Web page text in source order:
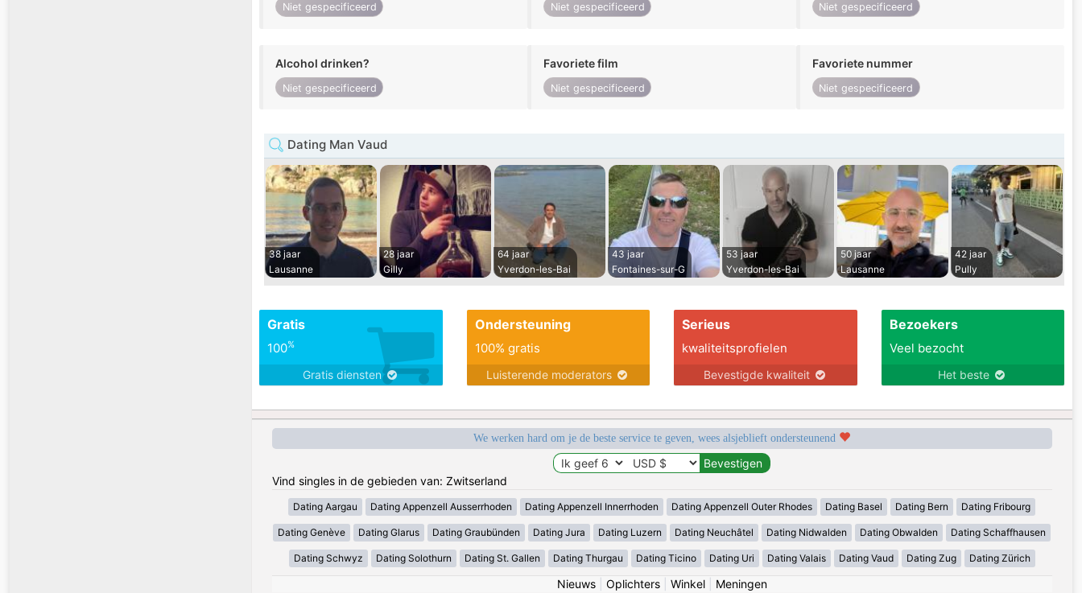
Niet gespecificeerd Niet gespecificeerd Niet gespecificeerd
Alcohol drinken?
Niet gespecificeerd
Favoriete film
Niet gespecificeerd
Favoriete nummer
Niet gespecificeerd
Dating Man Vaud
38 jaar
Lausanne
28 jaar
Gilly
64 jaar
Yverdon-les-Bai
43 jaar
Fontaines-sur-G
53 jaar
Yverdon-les-Bai
50 jaar
Lausanne
42 jaar
Pully
Gratis
100%
Gratis diensten
Ondersteuning
100% gratis
Luisterende moderators
Serieus
kwaliteitsprofielen
Bevestigde kwaliteit
Bezoekers
Veel bezocht
Het beste
We werken hard om je de beste service te geven, wees alsjeblieft ondersteunend
Vind singles in de gebieden van: Zwitserland
Dating Aargau Dating Appenzell Ausserrhoden Dating Appenzell Innerrhoden Dating Appenzell Outer Rhodes Dating Basel Dating Bern Dating Fribourg
Dating Genève Dating Glarus Dating Graubünden Dating Jura Dating Luzern Dating Neuchâtel Dating Nidwalden Dating Obwalden Dating Schaffhausen
Dating Schwyz Dating Solothurn Dating St. Gallen Dating Thurgau Dating Ticino Dating Uri Dating Valais Dating Vaud Dating Zug Dating Zürich
Nieuws| Oplichters| Winkel| Meningen